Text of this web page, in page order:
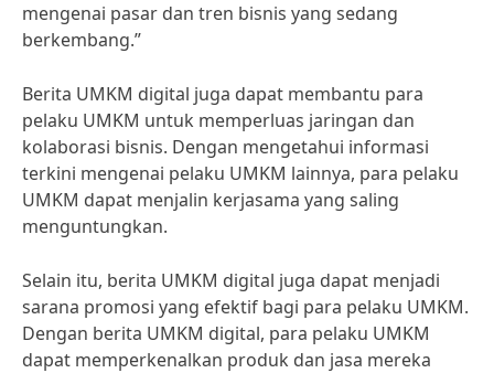
mengenai pasar dan tren bisnis yang sedang
berkembang.”
Berita UMKM digital juga dapat membantu para
pelaku UMKM untuk memperluas jaringan dan
kolaborasi bisnis. Dengan mengetahui informasi
terkini mengenai pelaku UMKM lainnya, para pelaku
UMKM dapat menjalin kerjasama yang saling
menguntungkan.
Selain itu, berita UMKM digital juga dapat menjadi
sarana promosi yang efektif bagi para pelaku UMKM.
Dengan berita UMKM digital, para pelaku UMKM
dapat memperkenalkan produk dan jasa mereka